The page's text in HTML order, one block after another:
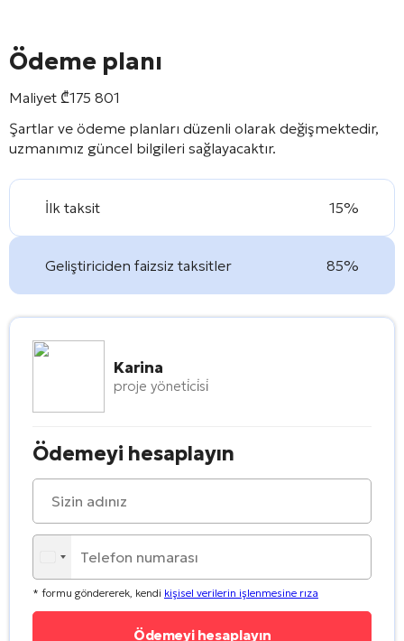
Ödeme planı
Maliyet ₾175 801
Şartlar ve ödeme planları düzenli olarak değişmektedir,
uzmanımız güncel bilgileri sağlayacaktır.
İlk taksit 15%
Geliştiriciden faizsiz taksitler 85%
Karina
proje yöneti̇ci̇si̇
Ödemeyi hesaplayın
* formu göndererek, kendi kişisel verilerin işlenmesine rıza